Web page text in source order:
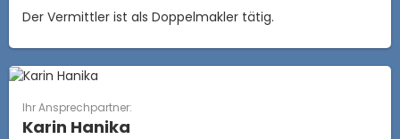
Der Vermittler ist als Doppelmakler tätig.
Ihr Ansprechpartner:
Karin Hanika